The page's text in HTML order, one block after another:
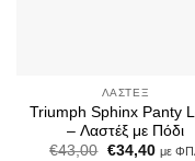
ΛΑΣΤΈΞ
Triumph Sphinx Panty
– Λαστέξ με Πόδι
€43,00 Original
€34,40Ημε